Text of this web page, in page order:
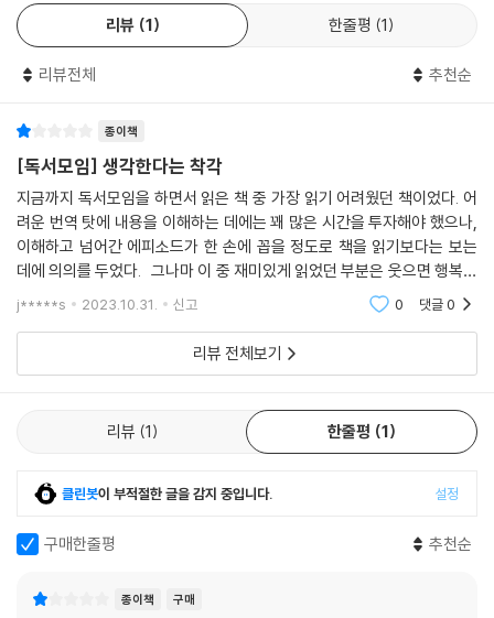
리뷰 1 한줄평 1
리뷰전체 추천순
종이책
[독서모임] 생각한다는 착각
지금까지 독서모임을 하면서 읽은 책 중 가장 읽기 어려웠던 책이었다. 어
려운 번역 탓에 내용을 이해하는 데에는 꽤 많은 시간을 투자해야 했으나,
이해하고 넘어간 에피소드가 한 손에 꼽을 정도로 책을 읽기보다는 보는
데에 의의를 두었다. 그나마 이 중 재미있게 읽었던 부분은 웃으면 행복하
다는 말을 반박한 부분이었다. 많은 사람들이 기분 전환을 하거나 위로를
할 때에
j*****s 2023.10.31. 신고 0 댓글0
리뷰 전체보기
리뷰 1 한줄평 1
클린봇이 부적절한 글을 감지 중입니다. 설정
구매한줄평 추천순
종이책 구매